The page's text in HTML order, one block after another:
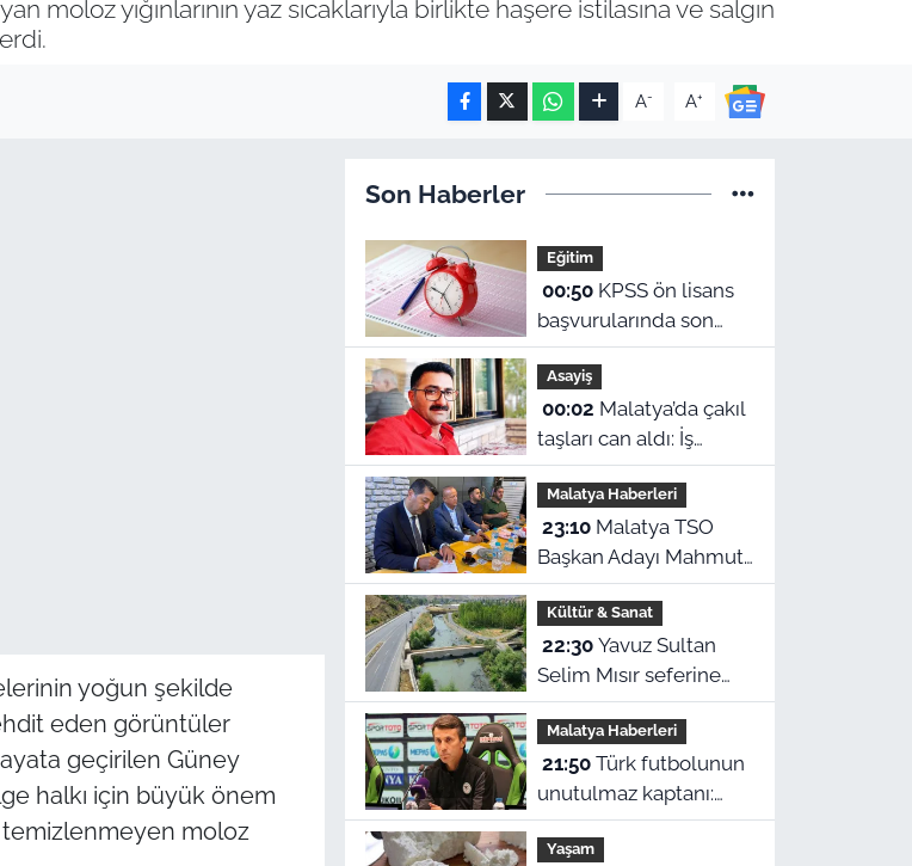
moloz yığınlarının yaz sıcaklarıyla birlikte haşere istilasına ve salgın
A- A+
yoğun şekilde
eden görüntüler
geçirilen Güney
halkı için büyük önem
temizlenmeyen moloz
Son Haberler
Eğitim
00:50KPSS ön lisans
başvurularında son
gün yaklaşıyor: 2026
başvuru tarihleri ve
sınav ücreti ne?
Asayiş
00:02
taşları can aldı: İş
dönüşü kaza yapan
motosikletli hayatını
kaybetti
Malatya Haberleri
23:10Malatya TSO
Başkan Adayı Mahmut
Boyraz genç
girişimcilerle buluştu
Kültür & Sanat
22:30Yavuz Sultan
Selim Mısır seferine
giderken Malatya’da
inşa edildi: Peki,
buranın ismi neden
“Nadir?”
Malatya Haberleri
21:50Türk futbolunun
unutulmaz kaptanı:
Malatyalı “Cengaver”
Bülent Korkmaz’ın
Yaşam